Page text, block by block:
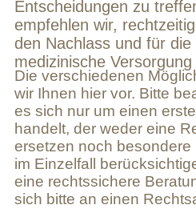
Entscheidungen zu
empfehlen wir,
den Nachlass und für die
medizinische
Die verschiedenen
wir Ihnen hier vor. Bitte
es sich nur um einen
handelt, der weder eine
ersetzen noch besondere
im Einzelfall
eine rechtssichere
sich bitte an einen